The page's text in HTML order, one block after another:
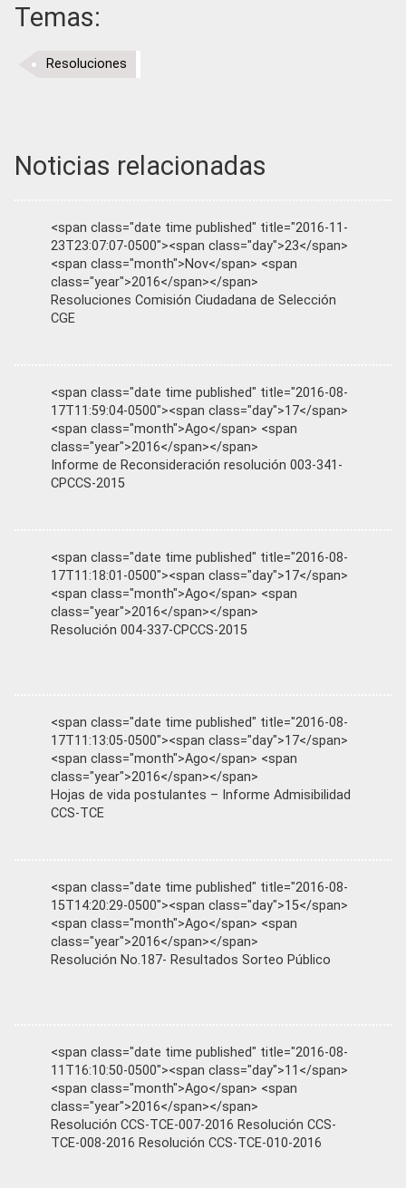
Temas:
Resoluciones
Noticias relacionadas
<span class="date time published" title="2016-11-
23T23:07:07-0500"><span class="day">23</span>
<span class="month">Nov</span> <span
class="year">2016</span></span>
Resoluciones Comisión Ciudadana de Selección
CGE
<span class="date time published" title="2016-08-
17T11:59:04-0500"><span class="day">17</span>
<span class="month">Ago</span> <span
class="year">2016</span></span>
Informe de Reconsideración resolución 003-341-
CPCCS-2015
<span class="date time published" title="2016-08-
17T11:18:01-0500"><span class="day">17</span>
<span class="month">Ago</span> <span
class="year">2016</span></span>
Resolución 004-337-CPCCS-2015
<span class="date time published" title="2016-08-
17T11:13:05-0500"><span class="day">17</span>
<span class="month">Ago</span> <span
class="year">2016</span></span>
Hojas de vida postulantes – Informe Admisibilidad
CCS-TCE
<span class="date time published" title="2016-08-
15T14:20:29-0500"><span class="day">15</span>
<span class="month">Ago</span> <span
class="year">2016</span></span>
Resolución No.187- Resultados Sorteo Público
<span class="date time published" title="2016-08-
11T16:10:50-0500"><span class="day">11</span>
<span class="month">Ago</span> <span
class="year">2016</span></span>
Resolución CCS-TCE-007-2016 Resolución CCS-
TCE-008-2016 Resolución CCS-TCE-010-2016